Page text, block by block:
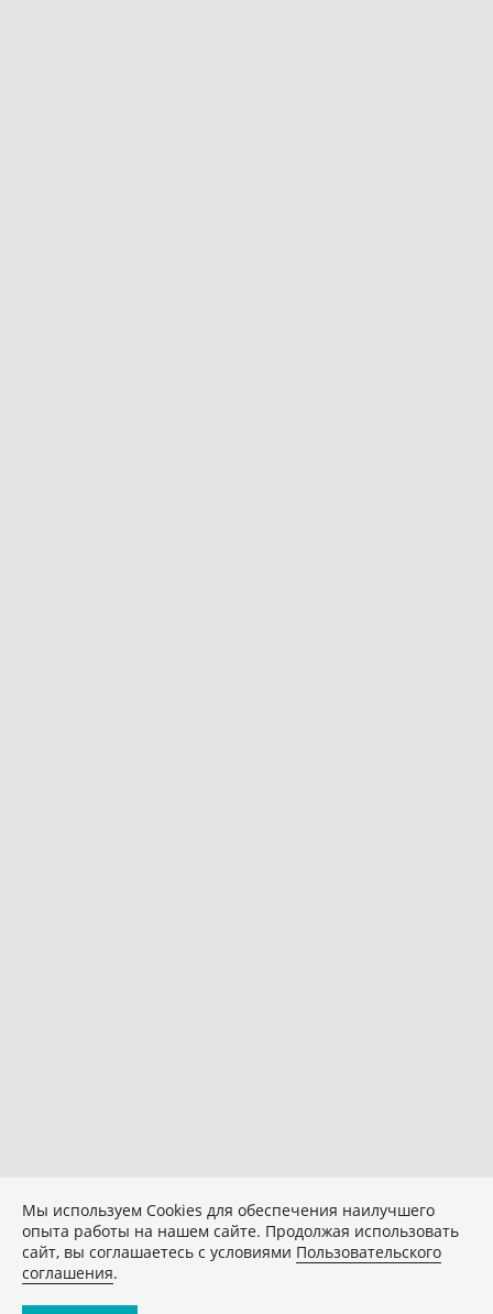
Мы используем Сookies для обеспечения наилучшего
опыта работы на нашем сайте. Продолжая использовать
сайт, вы соглашаетесь с условиями Пользовательского
соглашения.